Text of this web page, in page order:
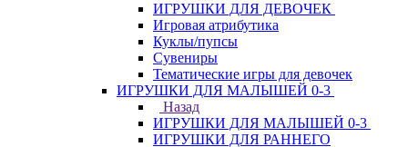
ИГРУШКИ ДЛЯ ДЕВОЧЕК
Игровая атрибутика
Куклы/пупсы
Сувениры
Тематические игры для девочек
ИГРУШКИ ДЛЯ МАЛЫШЕЙ 0-3
Назад
ИГРУШКИ ДЛЯ МАЛЫШЕЙ 0-3
ИГРУШКИ ДЛЯ РАННЕГО